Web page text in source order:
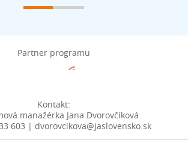
Partner programu
Kontakt:
manažérka Jana Dvorovčíková
603 | dvorovcikova@jaslovensko.sk